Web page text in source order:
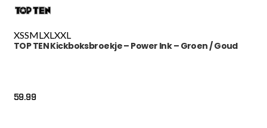
XSSML XL XXL
TOP TEN Kickboksbroekje – Power Ink – Groen / Goud
59.99